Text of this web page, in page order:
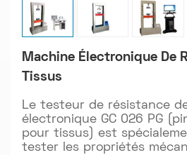
Machine Électronique De
Tissus
Le testeur de résistance
électronique GC 026 PG
pour tissus) est
tester les propriétés